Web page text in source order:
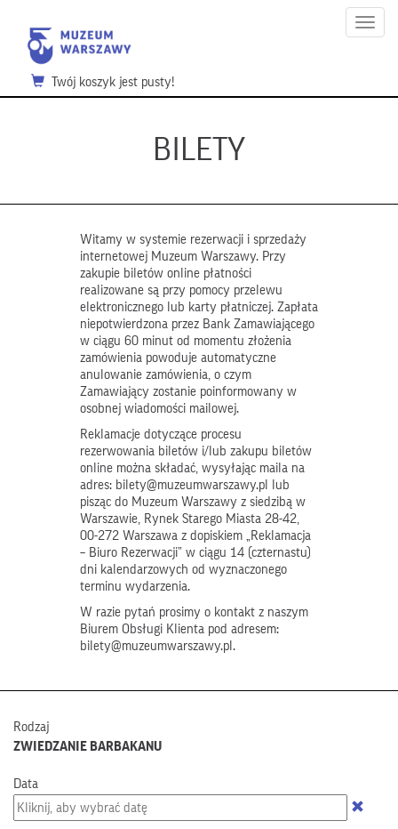
Menu
Twój koszyk jest pusty!
BILETY
Witamy w systemie rezerwacji i sprzedaży
internetowej Muzeum Warszawy. Przy
zakupie biletów online płatności
realizowane są przy pomocy przelewu
elektronicznego lub karty płatniczej. Zapłata
niepotwierdzona przez Bank Zamawiającego
w ciągu 60 minut od momentu złożenia
zamówienia powoduje automatyczne
anulowanie zamówienia, o czym
Zamawiający zostanie poinformowany w
osobnej wiadomości mailowej.
Reklamacje dotyczące procesu
rezerwowania biletów i/lub zakupu biletów
online można składać, wysyłając maila na
adres: bilety@muzeumwarszawy.pl lub
pisząc do Muzeum Warszawy z siedzibą w
Warszawie, Rynek Starego Miasta 28-42,
00-272 Warszawa z dopiskiem „Reklamacja
– Biuro Rezerwacji” w ciągu 14 (czternastu)
dni kalendarzowych od wyznaczonego
terminu wydarzenia.
W razie pytań prosimy o kontakt z naszym
Biurem Obsługi Klienta pod adresem:
bilety@muzeumwarszawy.pl.
Rodzaj
ZWIEDZANIE BARBAKANU
Data